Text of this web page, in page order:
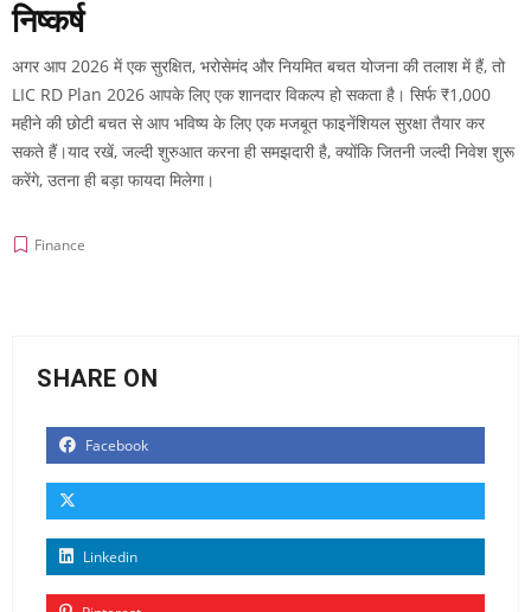
निष्कर्ष
अगर आप 2026 में एक सुरक्षित, भरोसेमंद और नियमित बचत योजना की तलाश में हैं, तो
LIC RD Plan 2026 आपके लिए एक शानदार विकल्प हो सकता है। सिर्फ ₹1,000
महीने की छोटी बचत से आप भविष्य के लिए एक मजबूत फाइनेंशियल सुरक्षा तैयार कर
सकते हैं।याद रखें, जल्दी शुरुआत करना ही समझदारी है, क्योंकि जितनी जल्दी निवेश शुरू
करेंगे, उतना ही बड़ा फायदा मिलेगा।
Finance
SHARE ON
Facebook
Linkedin